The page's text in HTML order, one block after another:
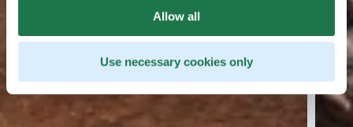
Allow all
Use necessary cookies only